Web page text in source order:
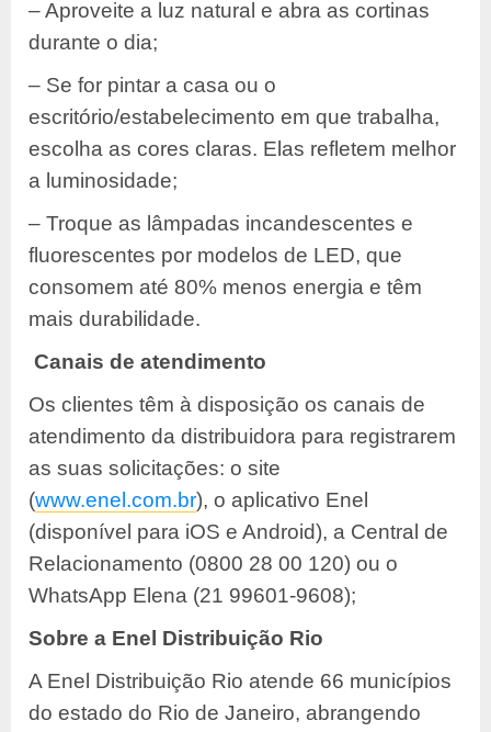
– Aproveite a luz natural e abra as cortinas
durante o dia;
– Se for pintar a casa ou o
escritório/estabelecimento em que trabalha,
escolha as cores claras. Elas refletem melhor
a luminosidade;
– Troque as lâmpadas incandescentes e
fluorescentes por modelos de LED, que
consomem até 80% menos energia e têm
mais durabilidade.
Canais de atendimento
Os clientes têm à disposição os canais de
atendimento da distribuidora para registrarem
as suas solicitações: o site
(www.enel.com.br), o aplicativo Enel
(disponível para iOS e Android), a Central de
Relacionamento (0800 28 00 120) ou o
WhatsApp Elena (21 99601-9608);
Sobre a Enel Distribuição Rio
A Enel Distribuição Rio atende 66 municípios
do estado do Rio de Janeiro, abrangendo